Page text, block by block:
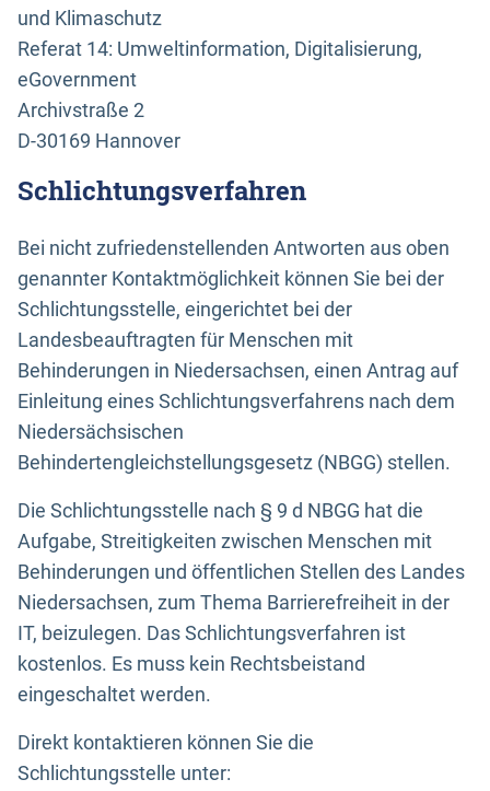
und Klimaschutz
Referat 14: Umweltinformation, Digitalisierung,
eGovernment
Archivstraße 2
D-30169 Hannover
Schlichtungsverfahren
Bei nicht zufriedenstellenden Antworten aus oben
genannter Kontaktmöglichkeit können Sie bei der
Schlichtungsstelle, eingerichtet bei der
Landesbeauftragten für Menschen mit
Behinderungen in Niedersachsen, einen Antrag auf
Einleitung eines Schlichtungsverfahrens nach dem
Niedersächsischen
Behindertengleichstellungsgesetz (NBGG) stellen.
Die Schlichtungsstelle nach § 9 d NBGG hat die
Aufgabe, Streitigkeiten zwischen Menschen mit
Behinderungen und öffentlichen Stellen des Landes
Niedersachsen, zum Thema Barrierefreiheit in der
IT, beizulegen. Das Schlichtungsverfahren ist
kostenlos. Es muss kein Rechtsbeistand
eingeschaltet werden.
Direkt kontaktieren können Sie die
Schlichtungsstelle unter: